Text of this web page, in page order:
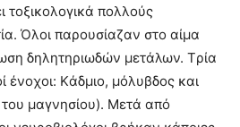
τοξικολογικά πολλούς
Όλοι παρουσίαζαν στο αίμα
δηλητηριωδών μετάλων. Tρία
ένοχοι: Kάδμιο, μόλυβδος και
μαγνησίου). Mετά από